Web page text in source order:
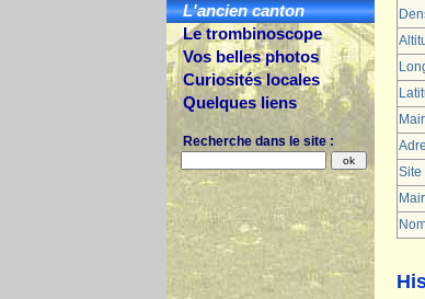
L'ancien canton
Le trombinoscope
Vos belles photos
Curiosités locales
Quelques liens
Recherche dans le site :
Site